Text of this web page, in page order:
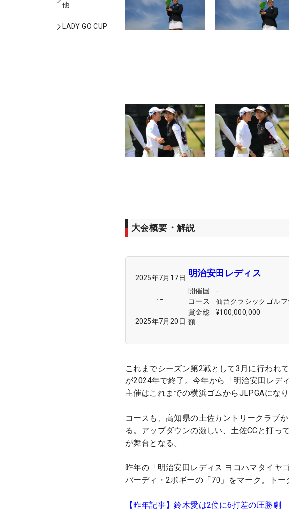
他
LADY GO CUP
大会概要・解説
2025年7月17日
〜
2025年7月20日
明治安田レディス
開催国
-
コース
仙台クラシックゴルフ
賞金総
額
¥100,000,000
これまでシーズン第2戦として3月に行われ
が2024年で終了。今年から「明治安田レデ
主催はこれまでの横浜ゴムからJLPGAにな
コースも、高知県の土佐カントリークラブ
る。アップダウンの激しい、土佐CCと打っ
が舞台となる。
昨年の「明治安田レディス ヨコハマタイヤ
バーディ・2ボギーの「70」をマーク。ト
【昨年記事】鈴木愛は2位に6打差の圧勝